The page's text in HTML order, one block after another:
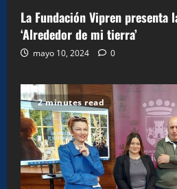
La Fundación Vipren
‘Alrededor de mi tierra’
mayo 10, 2024 0
2 minutes read